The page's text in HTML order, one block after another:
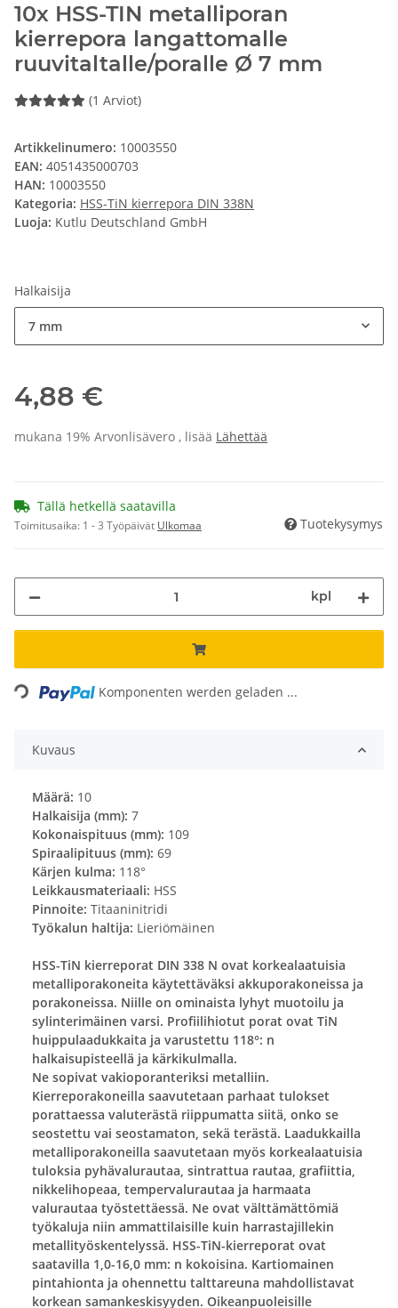
10x HSS-TIN metalliporan
kierrepora langattomalle
ruuvitaltalle/poralle Ø 7 mm
(1 Arviot)
Artikkelinumero: 10003550
EAN: 4051435000703
HAN: 10003550
Kategoria: HSS-TiN kierrepora DIN 338N
Luoja: Kutlu Deutschland GmbH
Halkaisija
7 mm
4,88 €
mukana 19% Arvonlisävero , lisää Lähettää
Tällä hetkellä saatavilla
Toimitusaika: 1 - 3 Työpäivät Ulkomaa Tuotekysymys
kpl
Loading... Komponenten werden geladen ...
Kuvaus
Määrä: 10
Halkaisija (mm): 7
Kokonaispituus (mm): 109
Spiraalipituus (mm): 69
Kärjen kulma: 118°
Leikkausmateriaali: HSS
Pinnoite: Titaaninitridi
Työkalun haltija: Lieriömäinen
HSS-TiN kierreporat DIN 338 N ovat korkealaatuisia
metalliporakoneita käytettäväksi akkuporakoneissa ja
porakoneissa. Niille on ominaista lyhyt muotoilu ja
sylinterimäinen varsi. Profiilihiotut porat ovat TiN
huippulaadukkaita ja varustettu 118°: n
halkaisupisteellä ja kärkikulmalla.
Ne sopivat vakioporanteriksi metalliin.
Kierreporakoneilla saavutetaan parhaat tulokset
porattaessa valuterästä riippumatta siitä, onko se
seostettu vai seostamaton, sekä terästä. Laadukkailla
metalliporakoneilla saavutetaan myös korkealaatuisia
tuloksia pyhävalurautaa, sintrattua rautaa, grafiittia,
nikkelihopeaa, tempervalurautaa ja harmaata
valurautaa työstettäessä. Ne ovat välttämättömiä
työkaluja niin ammattilaisille kuin harrastajillekin
metallityöskentelyssä. HSS-TiN-kierreporat ovat
saatavilla 1,0-16,0 mm: n kokoisina. Kartiomainen
pintahionta ja ohennettu talttareuna mahdollistavat
korkean samankeskisyyden. Oikeanpuoleisille